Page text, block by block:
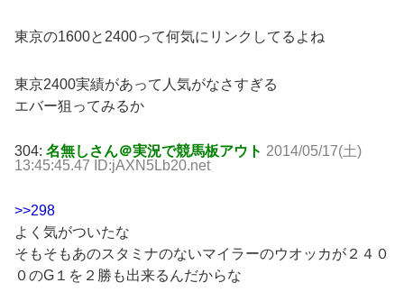
東京の1600と2400って何気にリンクしてるよね
東京2400実績があって人気がなさすぎる
エバー狙ってみるか
304: 名無しさん＠実況で競馬板アウト 2014/05/17(土)
13:45:45.47 ID:jAXN5Lb20.net
>>298
よく気がついたな
そもそもあのスタミナのないマイラーのウオッカが２４０
０のG１を２勝も出来るんだからな